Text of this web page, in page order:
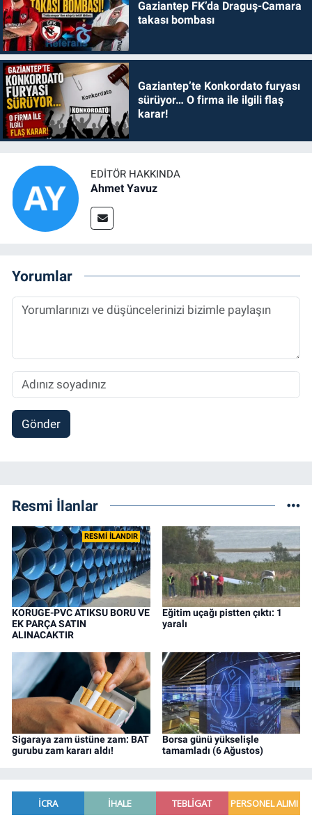
Gaziantep FK’da Draguş-Camara
takası bombası
Gaziantep’te Konkordato furyası
sürüyor… O firma ile ilgili flaş
karar!
EDITÖR HAKKINDA
Ahmet Yavuz
Yorumlar
Gönder
Resmi İlanlar
RESMİ İLANDIR
KORUGE-PVC ATIKSU BORU VE
EK PARÇA SATIN
ALINACAKTIR
Eğitim uçağı pistten çıktı: 1
yaralı
Sigaraya zam üstüne zam: BAT
gurubu zam kararı aldı!
Borsa günü yükselişle
tamamladı (6 Ağustos)